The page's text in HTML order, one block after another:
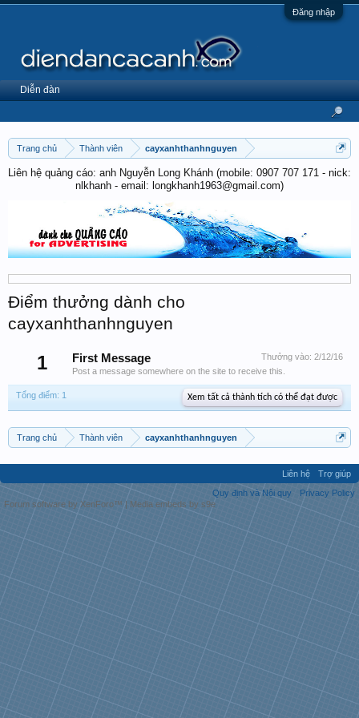
Đăng nhập
Trang chủ Thành viên cayxanhthanhnguyen
Liên hệ quảng cáo: anh Nguyễn Long Khánh (mobile: 0907 707 171 - nick:
nlkhanh - email: longkhanh1963@gmail.com)
Điểm thưởng dành cho
cayxanhthanhnguyen
1 Thưởng vào: 2/12/16
First Message
Post a message somewhere on the site to receive this.
Tổng điểm: 1 Xem tất cả thành tích có thể đạt được
Trang chủ Thành viên cayxanhthanhnguyen
Diễn đàn
Liên hệ
Trợ giúp
Quy định và Nội quy
Privacy Policy
Forum software by XenForo™ | Media embeds by s9e